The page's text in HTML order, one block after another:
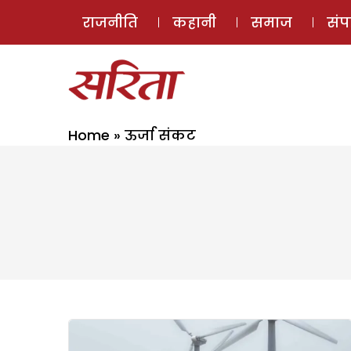
राजनीति कहानी समाज
Home » ऊर्जा संकट